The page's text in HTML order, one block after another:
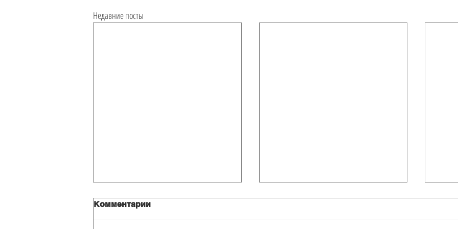
Недавние посты
Комментарии